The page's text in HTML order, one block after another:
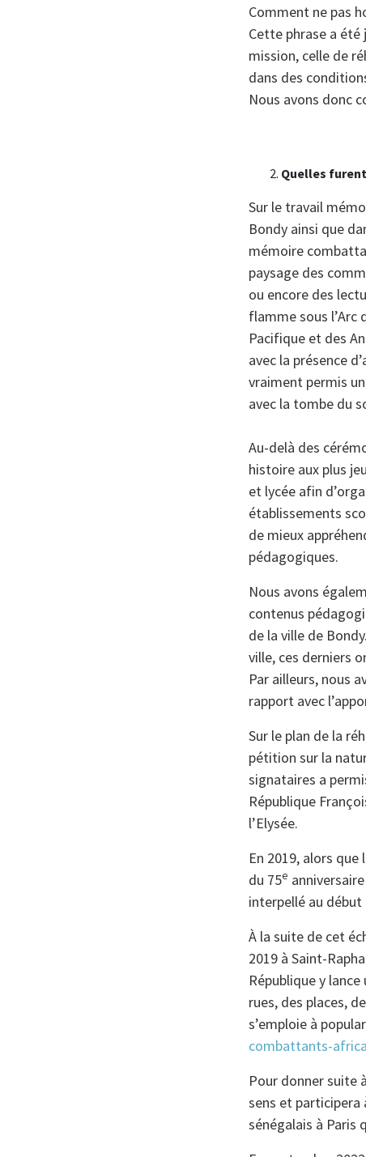
Comment ne pas
Cette phrase a été
mission, celle de
dans des
Nous avons donc
Quelles
Sur le travail
Bondy ainsi que
mémoire
paysage des
ou encore des
flamme sous l’Arc
Pacifique et des
avec la présence
vraiment permis
avec la tombe du
Au-delà des
histoire aux plus
et lycée afin
établissements
de mieux
pédagogiques.
Nous avons
contenus
de la ville de
ville, ces derniers
Par ailleurs, nous
rapport avec
Sur le plan de la
pétition sur la
signataires a
République
l’Elysée.
En 2019, alors
du 75e
interpellé au début
À la suite de cet
2019 à Saint-
République y
rues, des places,
s’emploie à
combattants-
Pour donner suite
sens et participera
sénégalais à Paris